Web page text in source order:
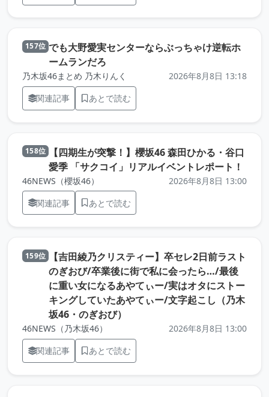
157位 でも大野愛実センターならぶっちゃけ逆転ホ
ームランだろ
乃木坂46まとめ 乃木りんく
2026年8月8日 13:18
関連記事
あとで読む
158位
【四期生が突撃！】櫻坂46 森田ひかる・谷口
愛季 「サクコイ」リアルイベントレポート！
46NEWS（櫻坂46）
2026年8月8日 13:00
関連記事
あとで読む
159位
【吉田綾乃クリスティー】卒セレ2日前ラスト
のぎおび/卒業後に街で私に会ったら…/最後
に重い女になるあやてぃー/実はオタにストー
キングしていたあやてぃー/文字起こし（乃木
坂46・のぎおび）
46NEWS（乃木坂46）
2026年8月8日 13:00
関連記事
あとで読む